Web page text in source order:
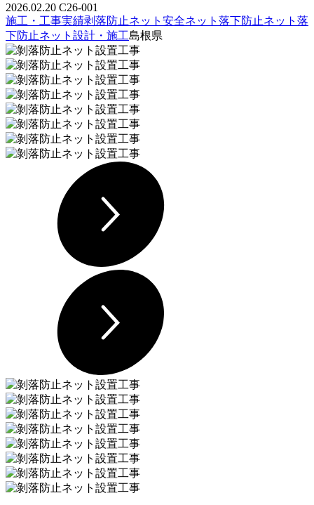
2026.02.20 C26-001
施工・工事実績剥落防止ネット 安全ネット 落下防止ネット 落
下防止ネット設計・施工島根県